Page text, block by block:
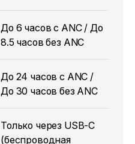
До 6 часов с ANC / До
8.5 часов без ANC
До 24 часов с ANC /
До 30 часов без ANC
Только через USB-C
(беспроводная